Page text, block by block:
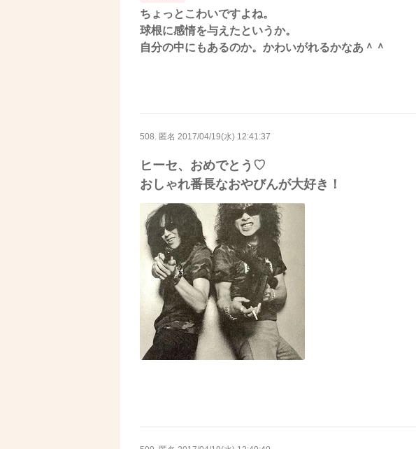
ちょっとこわいですよね。
球根に感情を与えたというか。
自分の中にもあるのか。かわいがれるかなあ＾＾
508. 匿名 2017/04/19(水) 12:41:37
ヒーセ、おめでとう♡
おしゃれ番長なおやびんが大好き！